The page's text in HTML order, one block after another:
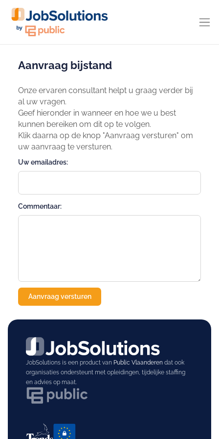
Aanvraag bijstand
Onze ervaren consultant helpt u graag verder bij
al uw vragen.
Geef hieronder in wanneer en hoe we u best
kunnen bereiken om dit op te volgen.
Klik daarna op de knop "Aanvraag versturen" om
uw aanvraag te versturen.
Uw emailadres:
Commentaar:
JobSolutions is een product van Public Vlaanderendat ook
organisaties ondersteunt met opleidingen, tijdelijke staffing
en advies op maat.